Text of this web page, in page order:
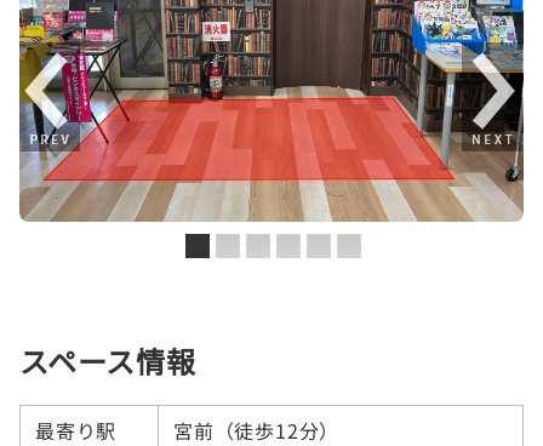
スペース情報
最寄り駅 宮前（徒歩12分）